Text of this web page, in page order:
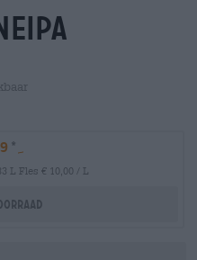
L Fles € 10,00 / L